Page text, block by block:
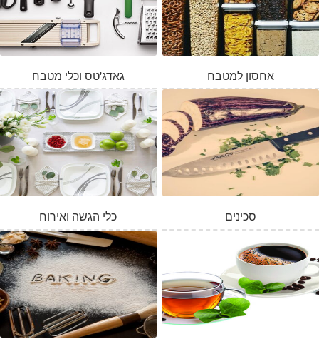
המלאי אזל
גאדג'טס וכלי מטבח אחסון למטבח
כלי הגשה ואירוח סכינים